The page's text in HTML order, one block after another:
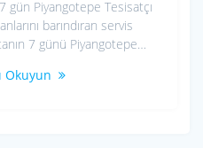
Piyangotepe Tesisatçı
barındıran servis
7 günü Piyangotepe…
Okuyun